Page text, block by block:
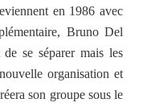
en 1986 avec
Bruno Del
se séparer mais les
organisation et
son groupe sous le